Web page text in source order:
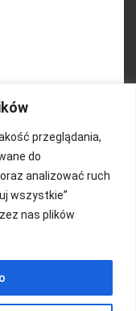
przeglądania,
do
analizować ruch
wszystkie”
nas plików